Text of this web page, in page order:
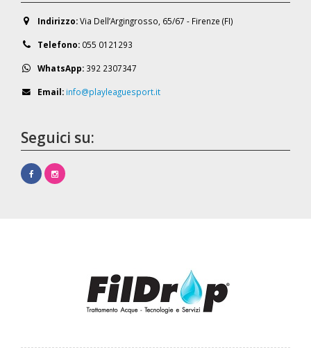
Indirizzo:Via Dell’Argingrosso, 65/67 - Firenze (FI)
Telefono: 055 0121293
WhatsApp: 392 2307347
Email: info@playleaguesport.it
Seguici su: